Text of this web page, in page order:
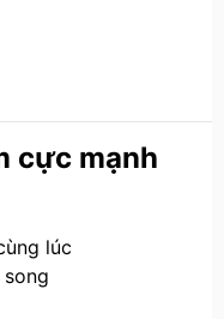
cực mạnh
lúc